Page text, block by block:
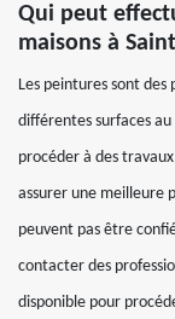
Qui peut
maisons à
Les peintures sont
différentes surfaces
procéder à des
assurer une meilleure
peuvent pas être
contacter des
disponible pour